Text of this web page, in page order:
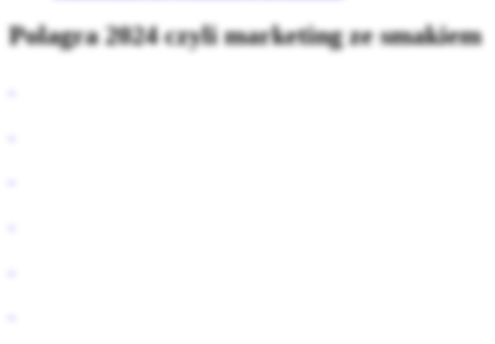
Polagra 2024 czyli marketing ze smakiem